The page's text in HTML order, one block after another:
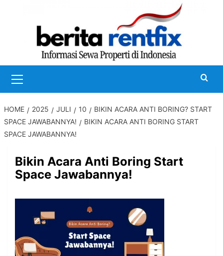
Menu
HOME 2025 JULI 10
BIKIN ACARA ANTI BORING? START
SPACE JAWABANNYA!
BIKIN ACARA ANTI BORING START
SPACE JAWABANNYA!
Bikin Acara Anti Boring Start
Space Jawabannya!